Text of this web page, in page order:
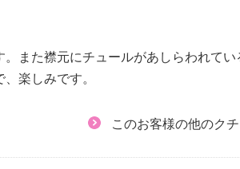
また襟元にチュールがあしらわれてい
楽しみです。
このお客様の他のク